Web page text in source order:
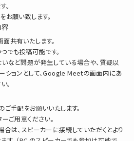
。
願い致します。
容
共有いたします。
でも投稿可能です。
など問題が発生している場合や、質疑以
ションとして、Google Meetの画面内にあ
。
手配をお願いいたします。
ご用意ください。
合は、スピーカーに接続していただくとより